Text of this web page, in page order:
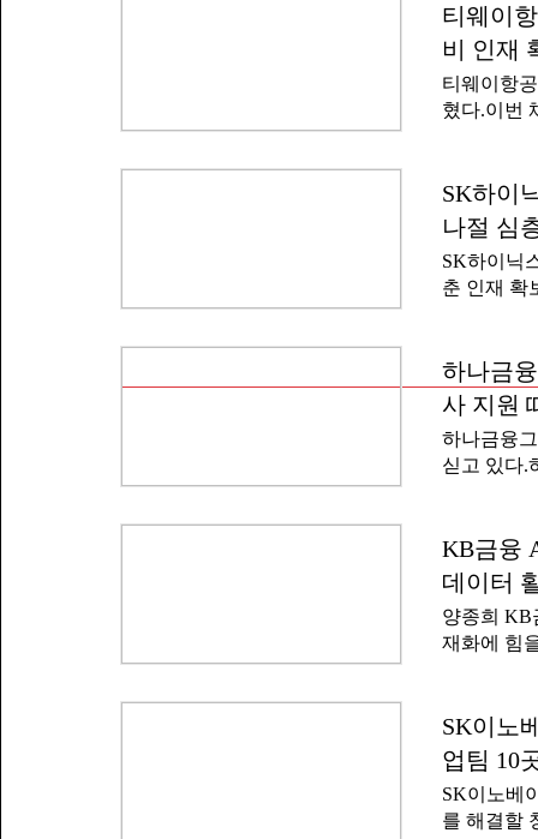
은 중소 협
선정, 상생
실시된다.
자는 9월
'신입직원
개채용 전
경우 별도
에게 기회
장 동료 등
융기관이
금·적금
업 등도 펼
티웨이
비 인재
티웨이항
혔다.이번
졸업 예정
하고 2차
격은 영어
IM3 이상
야 한다.우
검사 △1차
자는 2026
로 1년 근
번 채용과
정비 전문
SK하이
나절 심
SK하이닉
춘 인재 확
주요 직무
월에 선언
없이 지원
한 '반나절
되던 면접
다.서류 전
개서를 폐
하나금
사 지원
하나금융
싣고 있다.
려 참여했
경·사회·
무 중심
웹서비스,
운영했다.
나금융그
2023년부
채용했다.
KB금융
데이터
양종희 KB
재화에 힘
터가 되고
금융이 인
다"고 말
며 인공지
융은 인공
SK이노
업팀 10
SK이노베
를 해결할